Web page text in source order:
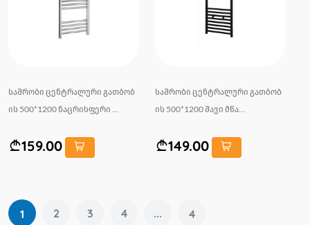
საშრობი ცენტრალური გათბობ
ის 500*1200 ნაცრისფერი ...
159.00
საშრობი ცენტრალური გათბობ
ის 500*1200 შავი მწა...
149.00
1 2 3 4 ... 4